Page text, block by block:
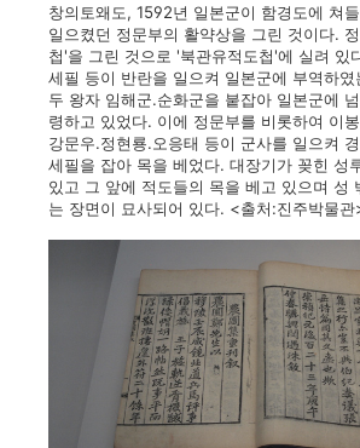
창의토왜도, 1592년 일본군이 함경도에 쳐
일으켰던 정문부의 활약상을 그린 것이다.
첩'을 그린 것으로 '북관유적도첩'에 실려 있
세필 등이 반란을 일으켜 일본군에 부역하였
두 왕자 임해군.순화군을 붙잡아 일본군에
령하고 있었다. 이에 정문부를 비롯하여 이
강문우.정현룡.오응태 등이 군사를 일으켜
세필을 잡아 목을 베었다. 대장기가 꽂힌 성
있고 그 앞에 적도들의 목을 베고 있으며 성
는 장면이 묘사되어 있다. <출처:진주박물관